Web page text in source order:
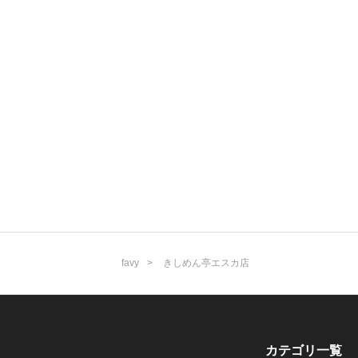
favy きしめん亭エスカ店
カテゴリ一覧